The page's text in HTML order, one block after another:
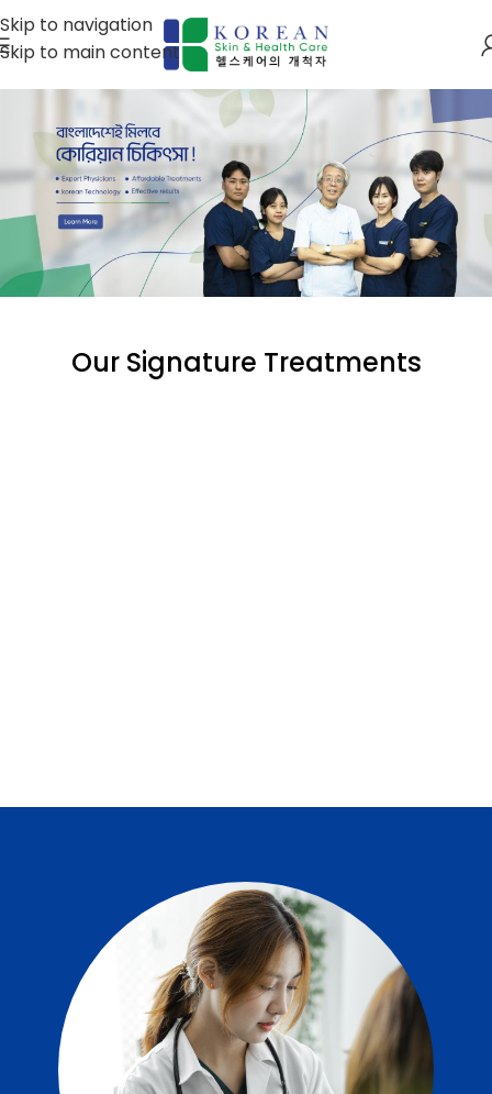
Skip to navigation
Skip to main content
Our Signature Treatments